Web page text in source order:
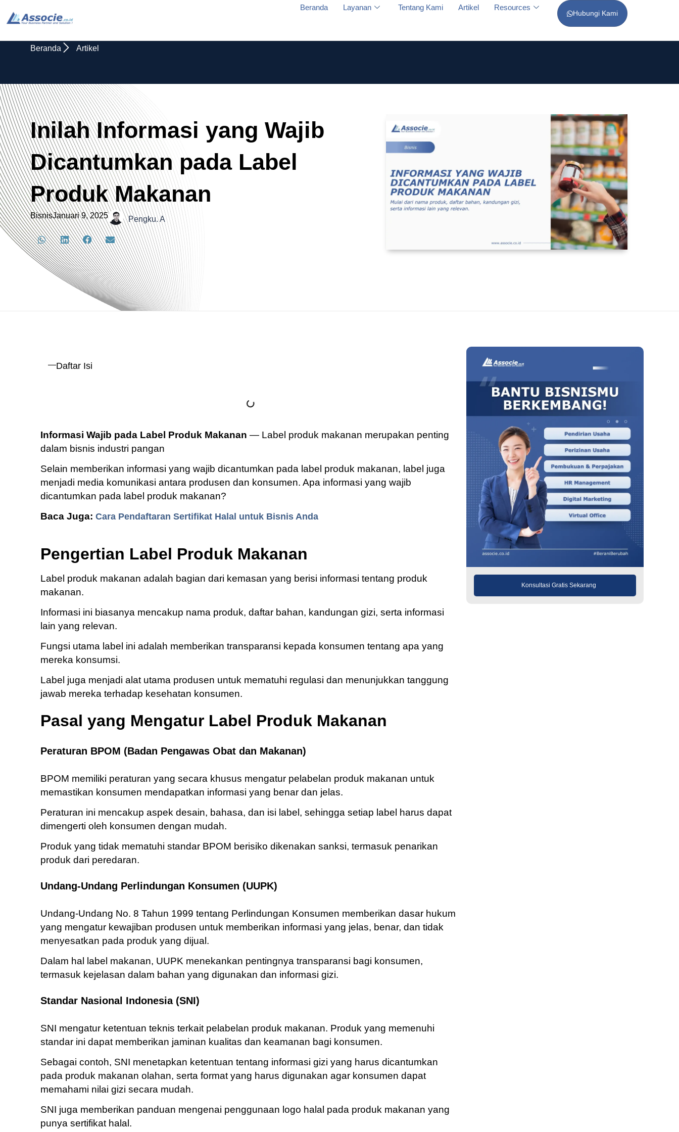
Beranda Layanan Tentang Kami Artikel Resources
Hubungi Kami
Beranda Artikel
Inilah Informasi yang Wajib
Dicantumkan pada Label
Produk Makanan
BisnisJanuari 9, 2025 Pengku. A
Daftar Isi
Informasi Wajib pada Label Produk Makanan — Label produk makanan merupakan penting
dalam bisnis industri pangan
Selain memberikan informasi yang wajib dicantumkan pada label produk makanan, label juga
menjadi media komunikasi antara produsen dan konsumen. Apa informasi yang wajib
dicantumkan pada label produk makanan?
Baca Juga: Cara Pendaftaran Sertifikat Halal untuk Bisnis Anda
Pengertian Label Produk Makanan
Label produk makanan adalah bagian dari kemasan yang berisi informasi tentang produk
makanan.
Informasi ini biasanya mencakup nama produk, daftar bahan, kandungan gizi, serta informasi
lain yang relevan.
Fungsi utama label ini adalah memberikan transparansi kepada konsumen tentang apa yang
mereka konsumsi.
Label juga menjadi alat utama produsen untuk mematuhi regulasi dan menunjukkan tanggung
jawab mereka terhadap kesehatan konsumen.
Pasal yang Mengatur Label Produk Makanan
Peraturan BPOM (Badan Pengawas Obat dan Makanan)
BPOM memiliki peraturan yang secara khusus mengatur pelabelan produk makanan untuk
memastikan konsumen mendapatkan informasi yang benar dan jelas.
Peraturan ini mencakup aspek desain, bahasa, dan isi label, sehingga setiap label harus dapat
dimengerti oleh konsumen dengan mudah.
Produk yang tidak mematuhi standar BPOM berisiko dikenakan sanksi, termasuk penarikan
produk dari peredaran.
Undang-Undang Perlindungan Konsumen (UUPK)
Undang-Undang No. 8 Tahun 1999 tentang Perlindungan Konsumen memberikan dasar hukum
yang mengatur kewajiban produsen untuk memberikan informasi yang jelas, benar, dan tidak
menyesatkan pada produk yang dijual.
Dalam hal label makanan, UUPK menekankan pentingnya transparansi bagi konsumen,
termasuk kejelasan dalam bahan yang digunakan dan informasi gizi.
Standar Nasional Indonesia (SNI)
SNI mengatur ketentuan teknis terkait pelabelan produk makanan. Produk yang memenuhi
standar ini dapat memberikan jaminan kualitas dan keamanan bagi konsumen.
Sebagai contoh, SNI menetapkan ketentuan tentang informasi gizi yang harus dicantumkan
pada produk makanan olahan, serta format yang harus digunakan agar konsumen dapat
memahami nilai gizi secara mudah.
SNI juga memberikan panduan mengenai penggunaan logo halal pada produk makanan yang
punya sertifikat halal.
Konsultasi Gratis Sekarang